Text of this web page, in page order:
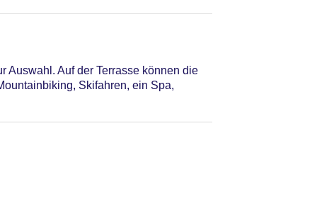
Auswahl. Auf der Terrasse können die
Skifahren, ein Spa,